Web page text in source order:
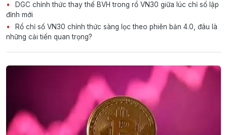
DGC chính thức thay thế BVH trong rổ VN30 giữa lúc chỉ số lập
đỉnh mới
Rổ chỉ số VN30 chính thức sàng lọc theo phiên bản 4.0, đâu là
những cải tiến quan trọng?